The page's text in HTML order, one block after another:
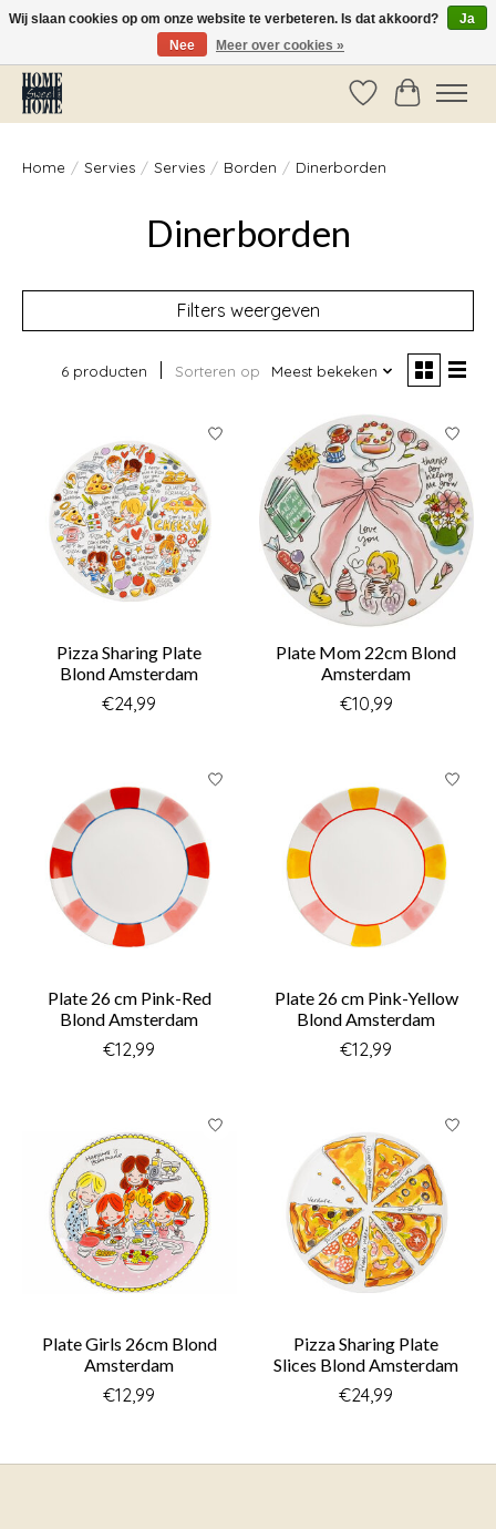
Vóór 14:00 besteld, dezelfde dag verzonden!
Verlanglijst
Home / Servies / Servies / Borden / Dinerborden
Dinerborden
Filters weergeven
6 producten Sorteren op Meest bekeken
Pizza Sharing Plate
Blond Amsterdam
€24,99
Plate Mom 22cm Blond
Amsterdam
€10,99
Plate 26 cm Pink-Red
Blond Amsterdam
€12,99
Plate 26 cm Pink-Yellow
Blond Amsterdam
€12,99
Plate Girls 26cm Blond
Amsterdam
€12,99
Pizza Sharing Plate
Slices Blond Amsterdam
€24,99
Wij slaan cookies op om onze website te verbeteren. Is dat akkoord?
Ja
Nee
Meer over cookies »